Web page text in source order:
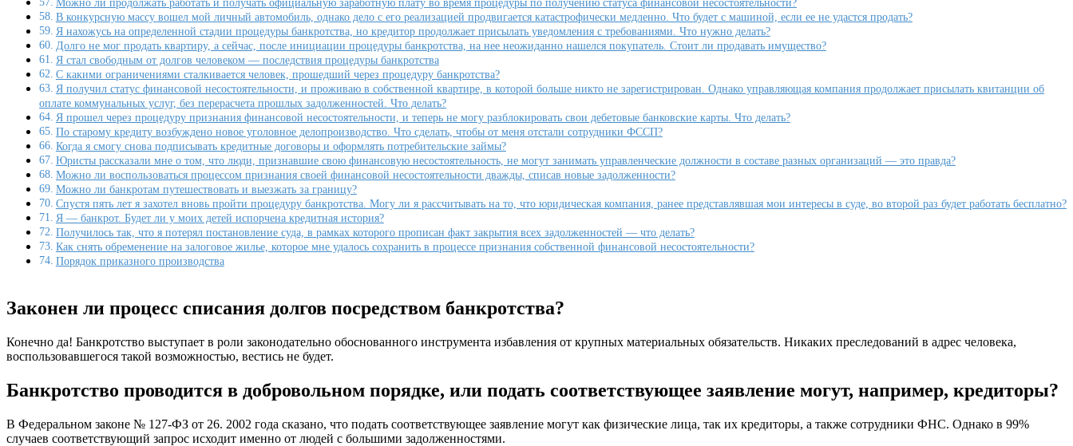
В конкурсную массу вошел мой личный автомобиль, однако дело с его реализацией продвигается катастрофически медленно. Что будет с машиной, если ее не удастся продать?
Я нахожусь на определенной стадии процедуры банкротства, но кредитор продолжает присылать уведомления с требованиями. Что нужно делать?
Долго не мог продать квартиру, а сейчас, после инициации процедуры банкротства, на нее неожиданно нашелся покупатель. Стоит ли продавать имущество?
Я стал свободным от долгов человеком — последствия процедуры банкротства
С какими ограничениями сталкивается человек, прошедший через процедуру банкротства?
Я получил статус финансовой несостоятельности, и проживаю в собственной квартире, в которой больше никто не зарегистрирован. Однако управляющая компания продолжает присылать квитанции об
оплате коммунальных услуг, без перерасчета прошлых задолженностей. Что делать?
Я прошел через процедуру признания финансовой несостоятельности, и теперь не могу разблокировать свои дебетовые банковские карты. Что делать?
По старому кредиту возбуждено новое уголовное делопроизводство. Что сделать, чтобы от меня отстали сотрудники ФССП?
Когда я смогу снова подписывать кредитные договоры и оформлять потребительские займы?
Юристы рассказали мне о том, что люди, признавшие свою финансовую несостоятельность, не могут занимать управленческие должности в составе разных организаций — это правда?
Можно ли воспользоваться процессом признания своей финансовой несостоятельности дважды, списав новые задолженности?
Можно ли банкротам путешествовать и выезжать за границу?
Спустя пять лет я захотел вновь пройти процедуру банкротства. Могу ли я рассчитывать на то, что юридическая компания, ранее представлявшая мои интересы в суде, во второй раз будет работать бесплатно?
Я — банкрот. Будет ли у моих детей испорчена кредитная история?
Получилось так, что я потерял постановление суда, в рамках которого прописан факт закрытия всех задолженностей — что делать?
Как снять обременение на залоговое жилье, которое мне удалось сохранить в процессе признания собственной финансовой несостоятельности?
Порядок приказного производства
Законен ли процесс списания долгов посредством банкротства?
Конечно да! Банкротство выступает в роли законодательно обоснованного инструмента избавления от крупных материальных обязательств. Никаких преследований в адрес человека,
воспользовавшегося такой возможностью, вестись не будет.
Банкротство проводится в добровольном порядке, или подать соответствующее заявление могут, например, кредиторы?
В Федеральном законе № 127-ФЗ от 26. 2002 года сказано, что подать соответствующее заявление могут как физические лица, так их кредиторы, а также сотрудники ФНС. Однако в 99%
случаев соответствующий запрос исходит именно от людей с большими задолженностями.